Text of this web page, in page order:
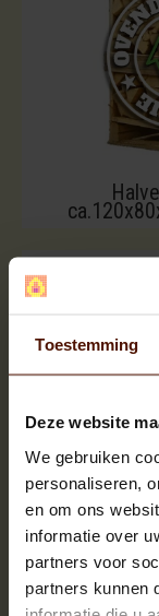
Toestemming
Deze website
We gebruiken
personaliseren,
en om ons
informatie over
partners voor
partners kunnen